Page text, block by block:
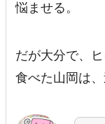
悩ませる。
だが大分で、
食べた山岡は